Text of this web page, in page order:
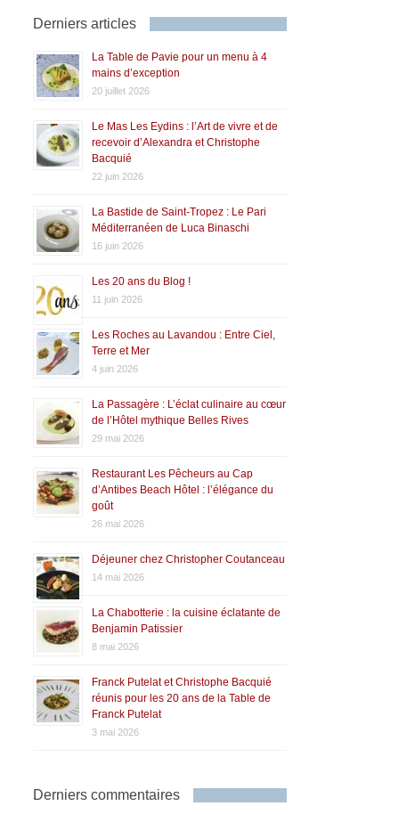
Derniers articles
La Table de Pavie pour un menu à 4
mains d’exception
20 juillet 2026
Le Mas Les Eydins : l’Art de vivre et de
recevoir d’Alexandra et Christophe
Bacquié
22 juin 2026
La Bastide de Saint-Tropez : Le Pari
Méditerranéen de Luca Binaschi
16 juin 2026
Les 20 ans du Blog !
11 juin 2026
Les Roches au Lavandou : Entre Ciel,
Terre et Mer
4 juin 2026
La Passagère : L’éclat culinaire au cœur
de l’Hôtel mythique Belles Rives
29 mai 2026
Restaurant Les Pêcheurs au Cap
d’Antibes Beach Hôtel : l’élégance du
goût
26 mai 2026
Déjeuner chez Christopher Coutanceau
14 mai 2026
La Chabotterie : la cuisine éclatante de
Benjamin Patissier
8 mai 2026
Franck Putelat et Christophe Bacquié
réunis pour les 20 ans de la Table de
Franck Putelat
3 mai 2026
Derniers commentaires